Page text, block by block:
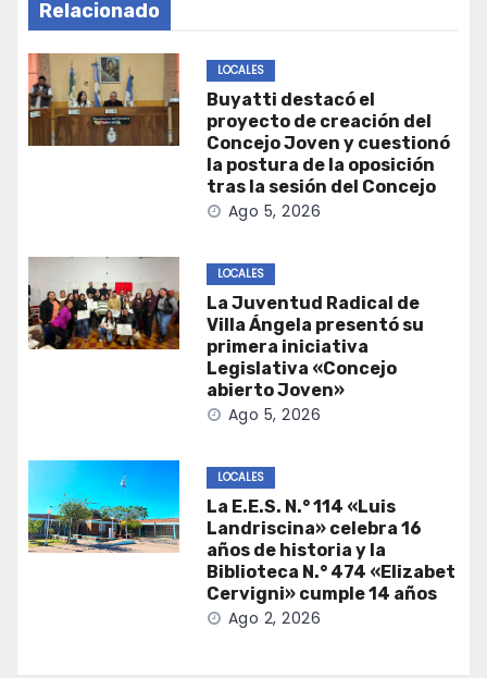
Relacionado
LOCALES
Buyatti destacó el
proyecto de creación del
Concejo Joven y cuestionó
la postura de la oposición
tras la sesión del Concejo
Ago 5, 2026
LOCALES
La Juventud Radical de
Villa Ángela presentó su
primera iniciativa
Legislativa «Concejo
abierto Joven»
Ago 5, 2026
LOCALES
La E.E.S. N.° 114 «Luis
Landriscina» celebra 16
años de historia y la
Biblioteca N.° 474 «Elizabet
Cervigni» cumple 14 años
Ago 2, 2026